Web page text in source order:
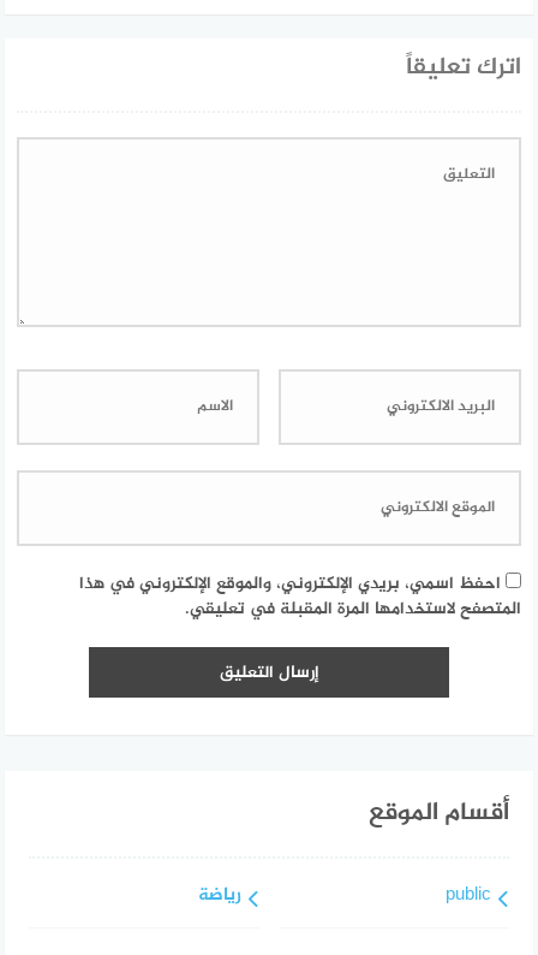
اترك تعليقاً
احفظ اسمي، بريدي الإلكتروني، والموقع الإلكتروني في هذا
المتصفح لاستخدامها المرة المقبلة في تعليقي.
أقسام الموقع
public رياضة